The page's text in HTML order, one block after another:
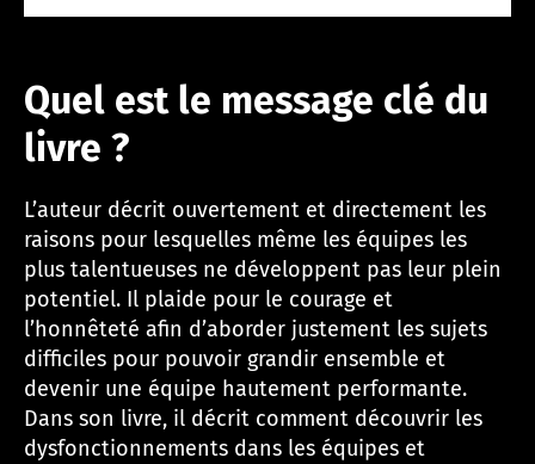
Quel est le message clé du
livre ?
L’auteur décrit ouvertement et directement les
raisons pour lesquelles même les équipes les
plus talentueuses ne développent pas leur plein
potentiel. Il plaide pour le courage et
l’honnêteté afin d’aborder justement les sujets
difficiles pour pouvoir grandir ensemble et
devenir une équipe hautement performante.
Dans son livre, il décrit comment découvrir les
dysfonctionnements dans les équipes et